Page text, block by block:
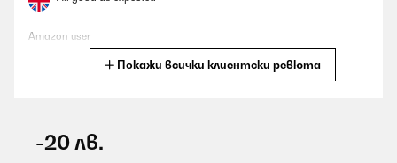
Amazon user
Покажи всички клиентски ревюта
-20 лв.